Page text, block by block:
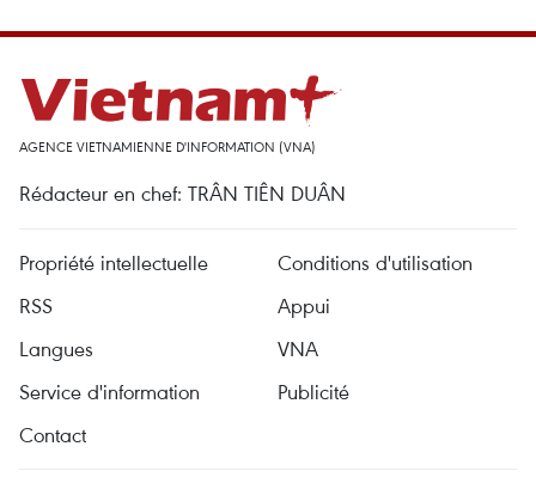
AGENCE VIETNAMIENNE D'INFORMATION (VNA)
Rédacteur en chef: TRÂN TIÊN DUÂN
Propriété intellectuelle
Conditions d'utilisation
RSS
Appui
Langues
VNA
Service d'information
Publicité
Contact